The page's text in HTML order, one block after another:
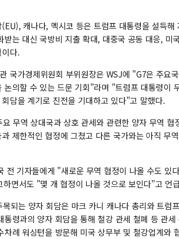
캐나다, 멕시코 등은 트럼프 대통령을 설득해
받는 대신 국방비 지출 확대, 대중국 공동 대응, 미
다.
국가경제위원회 부위원장은 WSJ에 "G7은 주요
논의할 수 있는 드문 기회"라며 "트럼프 대통령이
담을 계기로 진전을 기대하고 있다"고 말했다.
무역 상대국과 상호 관세와 관련한 양자 무역 협
제한적인 협정에 그쳤고 다른 국가와는 아직 무
전 기자들에게 "새로운 무역 협정이 나올 수도 있
면서도 "몇 개 협정이 나올 것으로 보인다"고 언
되는 양자 회담은 마크 카니 캐나다 총리와 트럼
통령과의 양자 회담을 통해 철강 관세 철폐 등 관
례 워싱턴을 방문해 미국 상무부 및 철강업계와